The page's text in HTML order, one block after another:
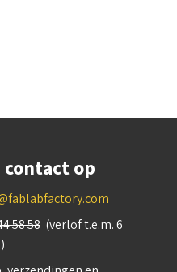
contact op
58 58 (verlof t.e.m. 6